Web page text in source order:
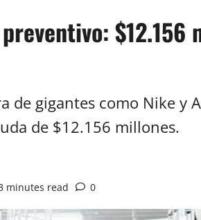
$12.156
de gigantes como Nike y
de $12.156 millones.
minutes read 0